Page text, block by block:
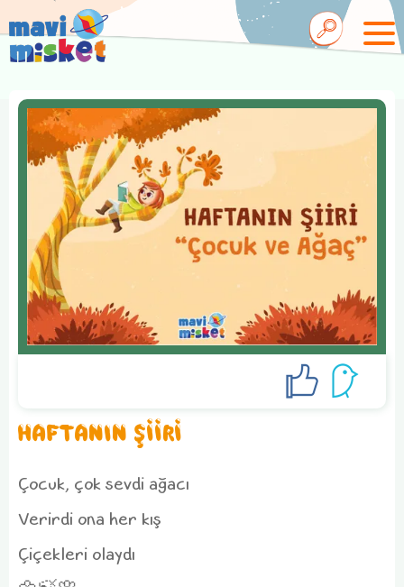
HAFTANIN ŞİİRİ
Çocuk, çok sevdi ağacı
Verirdi ona her kış
Çiçekleri olaydı